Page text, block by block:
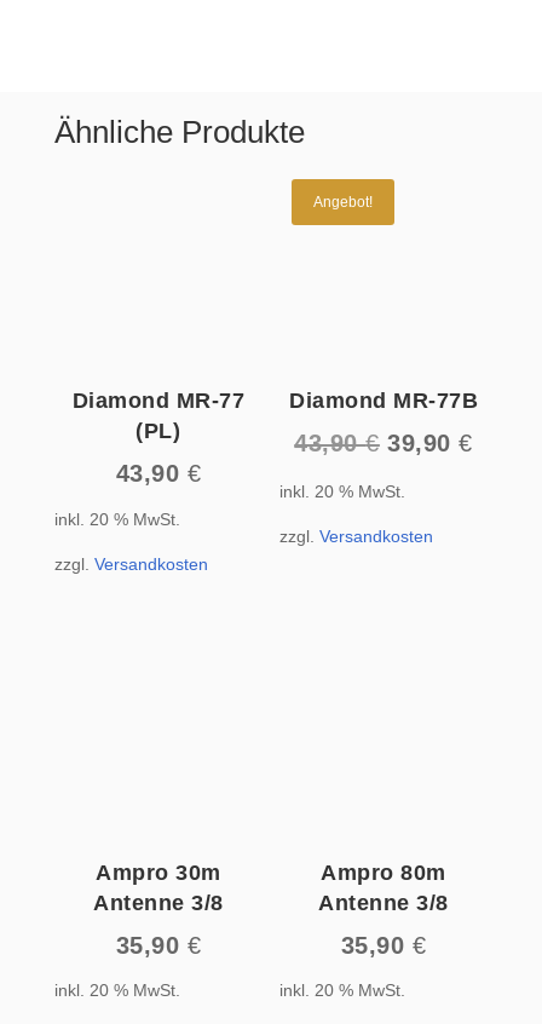
Ähnliche Produkte
Diamond MR-77
(PL)
43,90 €
inkl. 20 % MwSt.
zzgl. Versandkosten
Angebot!
Diamond MR-77B
43,90€
war:
43,90 €
39,90€
inkl. 20 % MwSt.
zzgl.Versandkosten
Ampro 30m
Antenne 3/8
35,90 €
inkl. 20 % MwSt.
Ampro 80m
Antenne 3/8
35,90 €
inkl. 20 % MwSt.